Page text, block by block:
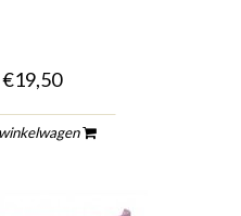
€19,50